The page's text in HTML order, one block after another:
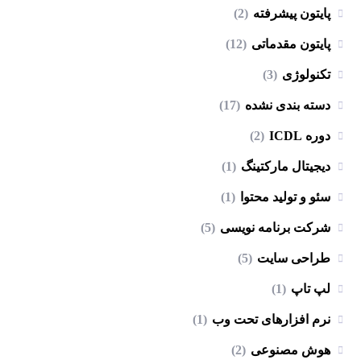
پایتون پیشرفته (2)
پایتون مقدماتی (12)
تکنولوژی (3)
دسته بندی نشده (17)
دوره ICDL (2)
دیجیتال مارکتینگ (1)
سئو و تولید محتوا (1)
شرکت برنامه نویسی (5)
طراحی سایت (5)
لپ تاپ (1)
نرم افزارهای تحت وب (1)
هوش مصنوعی (2)